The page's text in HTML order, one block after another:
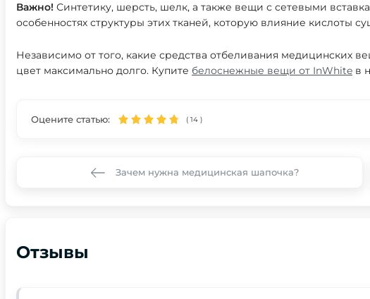
Важно! Синтетику, шерсть, шелк, а также вещи с сетевыми
особенностях структуры этих тканей, которую влияние кислоты
Независимо от того, какие средства отбеливания медицинских
цвет максимально долго. Купите белоснежные вещи от InWhite в
Оцените статью: ( 14 )
Зачем нужна медицинская шапочка?
Отзывы